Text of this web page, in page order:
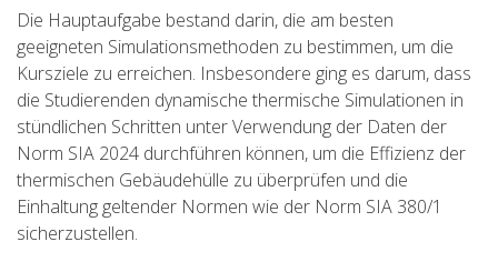
Die Hauptaufgabe bestand darin, die am besten
geeigneten Simulationsmethoden zu bestimmen, um die
Kursziele zu erreichen. Insbesondere ging es darum, dass
die Studierenden dynamische thermische Simulationen in
stündlichen Schritten unter Verwendung der Daten der
Norm SIA 2024 durchführen können, um die Effizienz der
thermischen Gebäudehülle zu überprüfen und die
Einhaltung geltender Normen wie der Norm SIA 380/1
sicherzustellen.